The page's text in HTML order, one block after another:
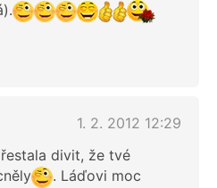
1. 2. 2012 12:29
divit, že tvé
. Láďovi moc